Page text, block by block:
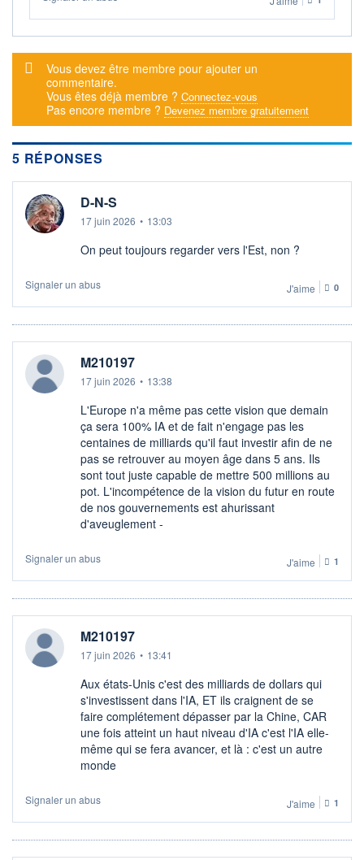
Message d'alerte
Vous devez être membre pour ajouter un
commentaire.
Vous êtes déjà membre ? Connectez-vous
Pas encore membre ? Devenez membre gratuitement
5 RÉPONSES
D-N-S
17 juin 2026 • 13:03
On peut toujours regarder vers l'Est, non ?
Signaler un abus J'aime 0
M210197
17 juin 2026 • 13:38
L'Europe n'a même pas cette vision que demain
ça sera 100% IA et de fait n'engage pas les
centaines de milliards qu'il faut investir afin de ne
pas se retrouver au moyen âge dans 5 ans. Ils
sont tout juste capable de mettre 500 millions au
pot. L'incompétence de la vision du futur en route
de nos gouvernements est ahurissant
d'aveuglement -
Signaler un abus J'aime 1
M210197
17 juin 2026 • 13:41
Aux états-Unis c'est des milliards de dollars qui
s'investissent dans l'IA, ET ils craignent de se
faire complétement dépasser par la Chine, CAR
une fois atteint un haut niveau d'IA c'est l'IA elle-
même qui se fera avancer, et là : c'est un autre
monde
Signaler un abus J'aime 1